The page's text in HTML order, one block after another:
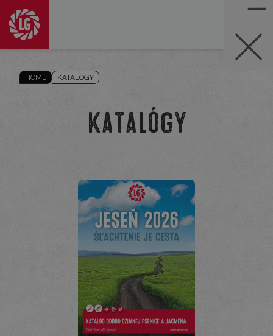
HOME KATALÓGY
Katalógy